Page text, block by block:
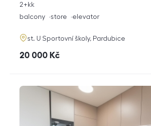
rozměry
disposition
2+kk
funkce
balcony store elevator
adresa
st. U Sportovní školy, Pardubice
cena
20 000 Kč